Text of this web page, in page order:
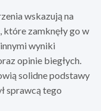
wskazują na
które zamknęły go w
wyniki
opinie biegłych.
solidne podstawy
sprawcą tego